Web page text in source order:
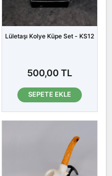
Lületaşı Kolye Küpe Set - KS12
500,00 TL
SEPETE EKLE